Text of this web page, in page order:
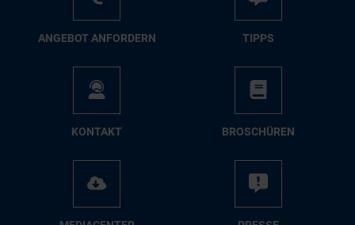
AN­GE­BOT AN­FOR­DERN TIPPS
KON­TAKT BRO­SCHÜ­REN